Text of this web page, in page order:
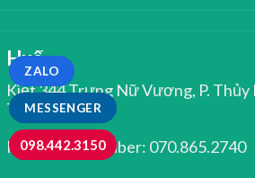
Huế
Kiệt 344 Trưng Nữ Vương, P.
Thủy, Huế
Hotline/Zalo/Viber: 070.865.2740
MESSENGER
ZALO
098.442.3150